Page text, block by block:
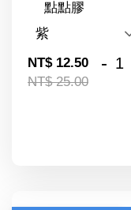
點點膠
NT$ 12.50
NT$ 25.00
-